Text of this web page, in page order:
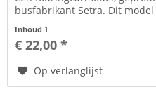
busfabrikant Setra. Dit
Inhoud 1
€ 22,00 *
Op verlanglijst